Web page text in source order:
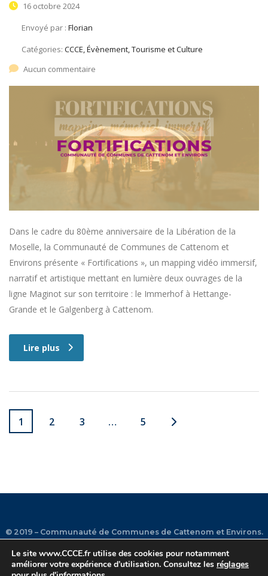
16 octobre 2024
Envoyé par : Florian
Catégories: CCCE, Évènement, Tourisme et Culture
Aucun commentaire
Dans le cadre du 80ème anniversaire de la Libération de la
Moselle, la Communauté de Communes de Cattenom et
Environs présente « Fortifications », un mapping vidéo immersif,
narratif et artistique mettant en lumière deux ouvrages de la
ligne Maginot sur son territoire : le Immerhof à Hettange-
Grande et le Galgenberg à Cattenom.
Lire plus
1 2 3 … 5
© 2019 – Communauté de Communes de Cattenom et Environs.
Plan du site • Mentions légales Facebook
Le site www.CCCE.frutilise des cookies pour notamment
améliorer votre expérience d’utilisation. Consultez les réglages